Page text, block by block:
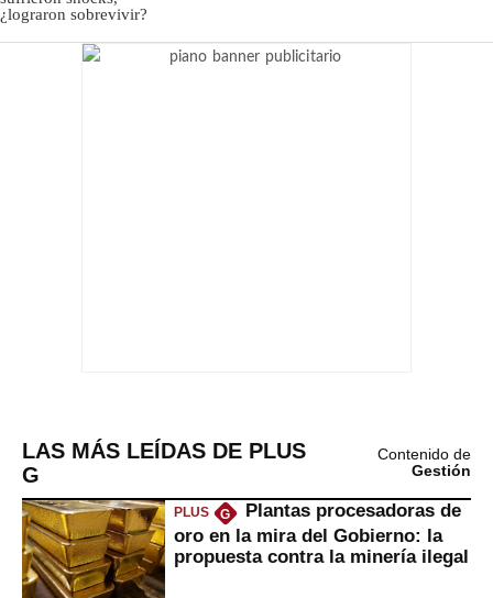
LAS MÁS LEÍDAS DE PLUS
G
Contenido de
Gestión
PLUS G
Plantas procesadoras de
oro en la mira del Gobierno: la
propuesta contra la minería ilegal